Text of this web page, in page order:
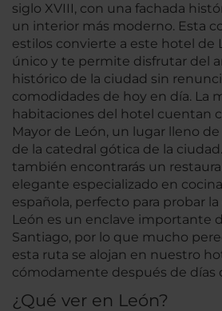
siglo XVIII, con una fachada
un interior más moderno. Esta
estilos convierte a este hotel de
único y te permite disfrutar del
histórico de la ciudad sin
comodidades de hoy en día. La
habitaciones del hotel cuentan
Mayor de León, un lugar lleno
de la catedral gótica de la
también encontrarás un
elegante especializado en
española, perfecto para probar
León es un enclave importante
Santiago, por lo que mucho
esta ruta se alojan en nuestro
cómodamente después de días
¿Qué ver en León?